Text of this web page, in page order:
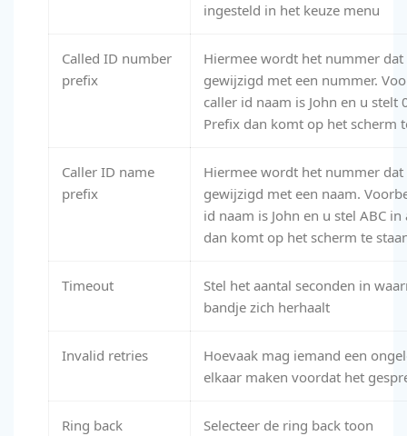
ingesteld in het keuze menu
Called ID number
prefix
Hiermee wordt het nummer
gewijzigd met een nummer.
caller id naam is John en u stelt
Prefix dan komt op het scherm
Caller ID name
prefix
Hiermee wordt het nummer
gewijzigd met een naam.
id naam is John en u stel ABC
dan komt op het scherm te
Timeout
Stel het aantal seconden in
bandje zich herhaalt
Invalid retries
Hoevaak mag iemand een
elkaar maken voordat het
Ring back Selecteer de ring back toon